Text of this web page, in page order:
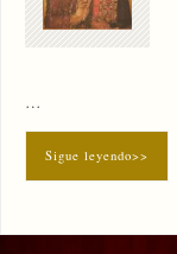
…
Sigue leyendo>>